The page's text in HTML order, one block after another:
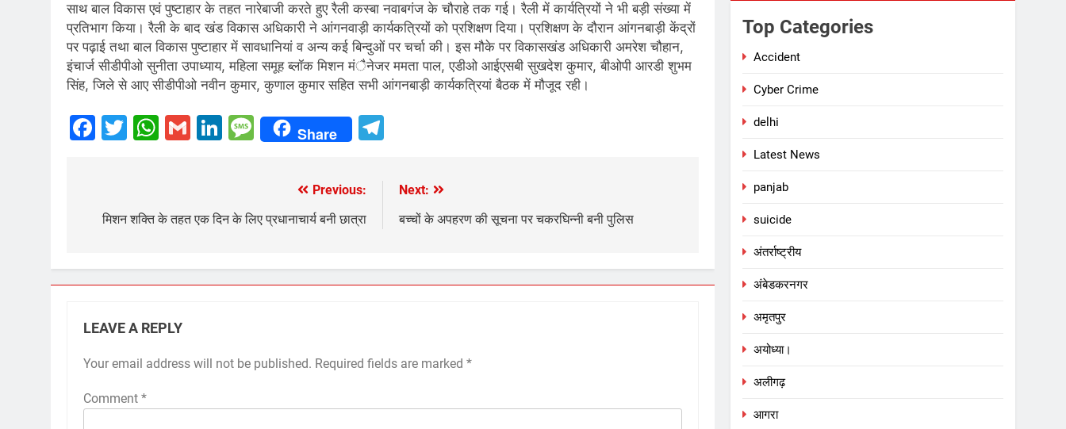
साथ बाल विकास एवं पुष्टाहार के तहत नारेबाजी करते हुए रैली कस्बा नवाबगंज के चौराहे तक गई। रैली में कार्यत्रियों ने भी बड़ी संख्या में
प्रतिभाग किया। रैली के बाद खंड विकास अधिकारी ने आंगनवाड़ी कार्यकत्रियों को प्रशिक्षण दिया। प्रशिक्षण के दौरान आंगनबाड़ी केंद्रों
पर पढ़ाई तथा बाल विकास पुष्टाहार में सावधानियां व अन्य कई बिन्दुओं पर चर्चा की। इस मौके पर विकासखंड अधिकारी अमरेश चौहान,
इंचार्ज सीडीपीओ सुनीता उपाध्याय, महिला समूह ब्लॉक मिशन मंैनेजर ममता पाल, एडीओ आईएसबी सुखदेश कुमार, बीओपी आरडी शुभम
सिंह, जिले से आए सीडीपीओ नवीन कुमार, कुणाल कुमार सहित सभी आंगनबाड़ी कार्यकत्रियां बैठक में मौजूद रही।
Facebook
Twitter
WhatsApp
GmailLinkedIn
Message
Share
navigation
Previous:
मिशन शक्ति के तहत एक दिन के लिए प्रधानाचार्य बनी छात्रा
Next:
बच्चों के अपहरण की सूचना पर चकरघिन्नी बनी पुलिस
LEAVE A REPLY
Your email address will not be published. Required fields are marked *
Comment *
Top Categories
Accident
Cyber Crime
delhi
Latest News
panjab
suicide
अंतर्राष्ट्रीय
अंबेडकरनगर
अमृतपुर
अयोध्या।
अलीगढ़
आगरा